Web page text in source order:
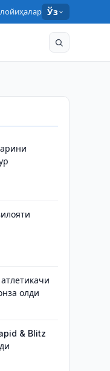
Ўз
олди
& Blitz